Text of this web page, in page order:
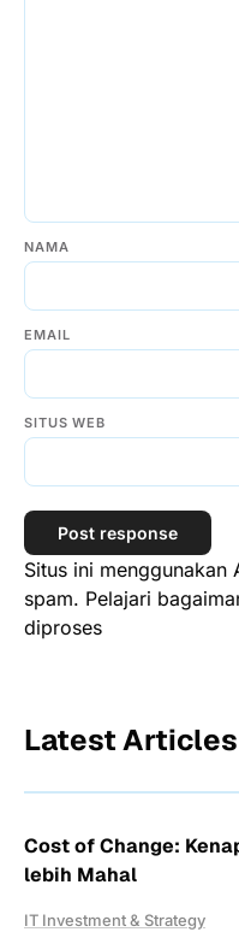
NAMA
EMAIL
SITUS WEB
Situs ini menggunakan
spam. Pelajari
diproses
Latest Articles
Cost of Change:
lebih Mahal
IT Investment & Strategy